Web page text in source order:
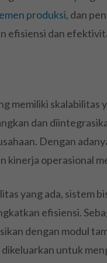
produksi, dan
efisiensi dan
memiliki skalabilitas
dan
Dengan
kinerja operasional
yang ada, sistem
efisiensi.
dengan modul
untuk